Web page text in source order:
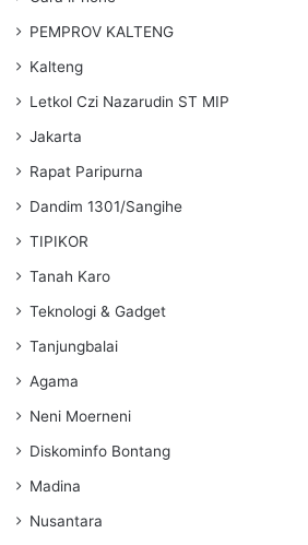
PEMPROV KALTENG
Kalteng
Letkol Czi Nazarudin ST MIP
Jakarta
Rapat Paripurna
Dandim 1301/Sangihe
TIPIKOR
Tanah Karo
Teknologi & Gadget
Tanjungbalai
Agama
Neni Moerneni
Diskominfo Bontang
Madina
Nusantara